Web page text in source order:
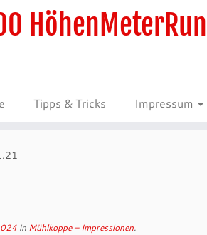
Tipps & Tricks Impressum
in Mühlkoppe – Impressionen.